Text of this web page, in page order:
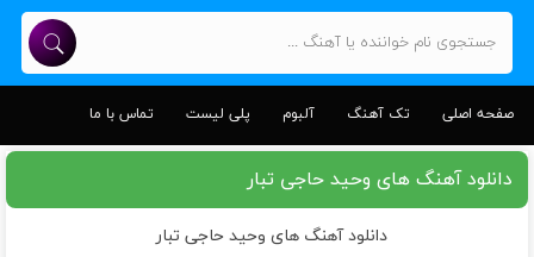
صفحه اصلی تک آهنگ آلبوم پلی لیست تماس با ما
دانلود آهنگ های وحید حاجی تبار
دانلود آهنگ های وحید حاجی تبار